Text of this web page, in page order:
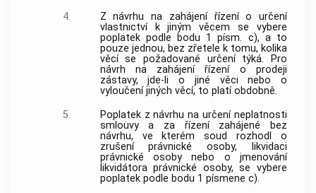
4.
Z návrhu na zahájení řízení o určení
vlastnictví k jiným věcem se vybere
poplatek podle bodu 1 písm. c), a to
pouze jednou, bez zřetele k tomu, kolika
věcí se požadované určení týká. Pro
návrh na zahájení řízení o prodeji
zástavy, jde-li o jiné věci nebo o
vyloučení jiných věcí, to platí obdobně.
5.
Poplatek z návrhu na určení neplatnosti
smlouvy a za řízení zahájené bez
návrhu, ve kterém soud rozhodl o
zrušení právnické osoby, likvidaci
právnické osoby nebo o jmenování
likvidátora právnické osoby, se vybere
poplatek podle bodu 1 písmene c).